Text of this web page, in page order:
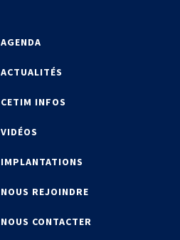
AGENDA
ACTUALITÉS
CETIM INFOS
VIDÉOS
IMPLANTATIONS
NOUS REJOINDRE
NOUS CONTACTER